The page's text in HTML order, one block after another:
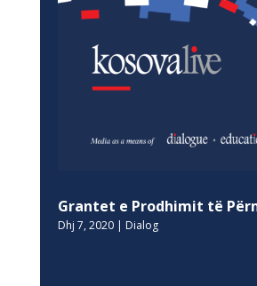
Grantet e Prodhimit të
Dhj 7, 2020| Dialog